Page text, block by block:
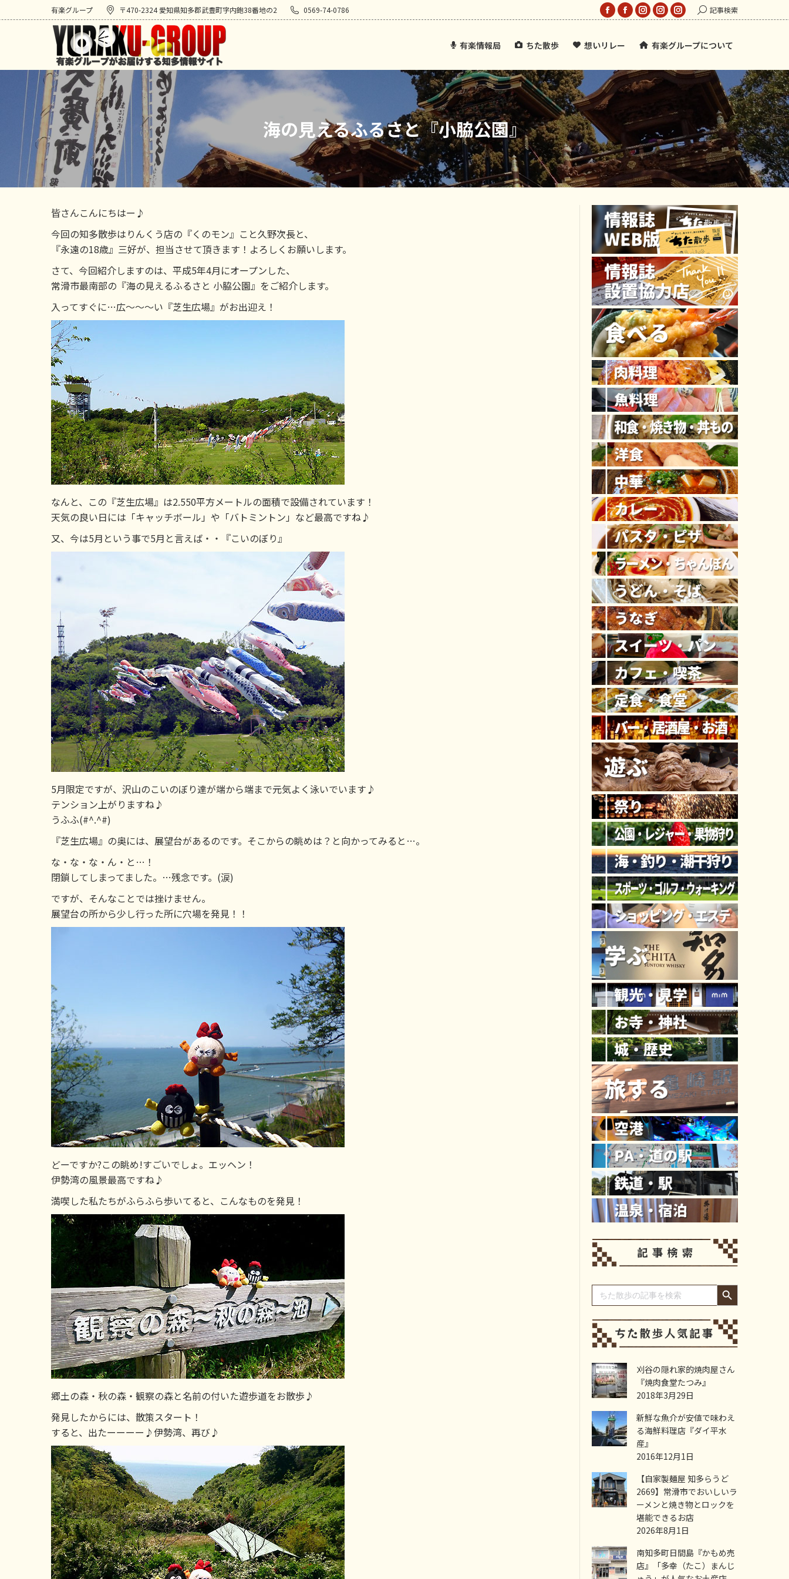
有楽グループ 〒470-2324 愛知県知多郡武豊町字内鉋38番地の2 0569-74-0786
Facebook
opens
new
window
Facebook
opens
new
window
Instagram
opens
new
window
Instagram
opens
new
Instagram
opens
new
window
Search:記事検索
有楽情報局 ちた散歩 想いリレー 有楽グループについて
海の見えるふるさと『小脇公園』
皆さんこんにちはー♪
今回の知多散歩はりんくう店の『くのモン』こと久野次長と、
『永遠の18歳』三好が、担当させて頂きます！よろしくお願いします。
さて、今回紹介しますのは、平成5年4月にオープンした、
常滑市最南部の『海の見えるふるさと 小脇公園』をご紹介します。
入ってすぐに…広～～～い『芝生広場』がお出迎え！
なんと、この『芝生広場』は2.550平方メートルの面積で設備されています！
天気の良い日には「キャッチボール」や「バトミントン」など最高ですね♪
又、今は5月という事で5月と言えば・・『こいのぼり』
5月限定ですが、沢山のこいのぼり達が端から端まで元気よく泳いでいます♪
テンション上がりますね♪
うふふ(#^.^#)
『芝生広場』の奥には、展望台があるのです。そこからの眺めは？と向かってみると…。
な・な・な・ん・と…！
閉鎖してしまってました。…残念です。(涙)
ですが、そんなことでは挫けません。
展望台の所から少し行った所に穴場を発見！！
どーですか?この眺め!すごいでしょ。エッヘン！
伊勢湾の風景最高ですね♪
満喫した私たちがふらふら歩いてると、こんなものを発見！
郷土の森・秋の森・観察の森と名前の付いた遊歩道をお散歩♪
発見したからには、散策スタート！
すると、出たーーーー♪伊勢湾、再び♪
Search
for:
Search Button
刈谷の隠れ家的焼肉屋さん
『焼肉食堂たつみ』
2018年3月29日
新鮮な魚介が安値で味わえ
る海鮮料理店『ダイ平水
産』
2016年12月1日
【自家製麺屋 知多らうど
2669】常滑市でおいしいラ
ーメンと焼き物とロックを
堪能できるお店
2026年8月1日
南知多町日間島『かもめ売
店』「多幸（たこ）まんじ